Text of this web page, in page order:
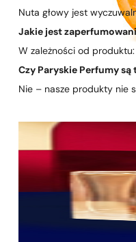
Nuta głowy jest
Jakie jest
W zależności od
Czy Paryskie Perfumy
Nie – nasze produkty nie